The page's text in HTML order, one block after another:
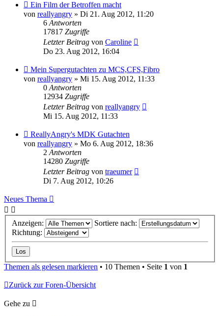
Ein Film der Betroffen macht
von reallyangry » Di 21. Aug 2012, 11:20
6Antworten
17817 Zugriffe
Letzter Beitrag von Caroline
Do 23. Aug 2012, 16:04
Mein Supergutachten zu MCS,CFS,Fibro
von reallyangry » Mi 15. Aug 2012, 11:33
0Antworten
12934 Zugriffe
Letzter Beitrag von reallyangry
Mi 15. Aug 2012, 11:33
ReallyAngry's MDK Gutachten
von reallyangry » Mo 6. Aug 2012, 18:36
2Antworten
14280 Zugriffe
Letzter Beitrag von traeumer
Di 7. Aug 2012, 10:26
Neues Thema
Anzeigen:
Sortiere nach:
Richtung:
Themen als gelesen markieren • 10 Themen • Seite 1 von 1
Zurück zur Foren-Übersicht
Gehe zu